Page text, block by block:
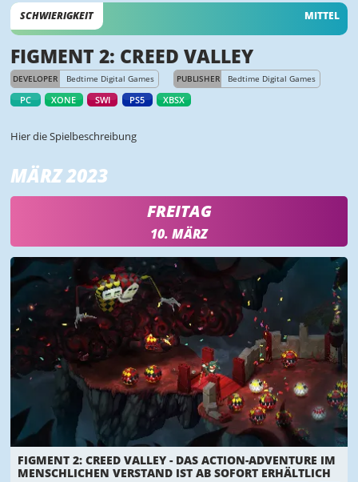
SCHWIERIGKEIT MITTEL
FIGMENT 2: CREED VALLEY
DEVELOPER Bedtime Digital Games PUBLISHER Bedtime Digital Games
PC XONE SWI PS5 XBSX
Hier die Spielbeschreibung
MÄRZ 2023
FREITAG
10. MÄRZ
FIGMENT 2: CREED VALLEY - DAS ACTION-ADVENTURE IM
MENSCHLICHEN VERSTAND IST AB SOFORT ERHÄLTLICH